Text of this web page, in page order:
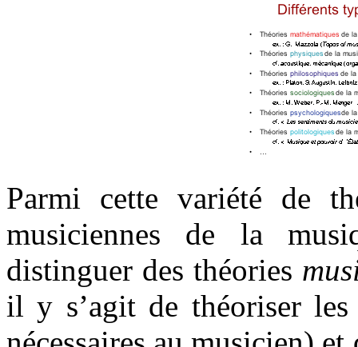
Parmi cette variété de
musiciennes de la
distinguer des théories
il y s’agit de théoriser